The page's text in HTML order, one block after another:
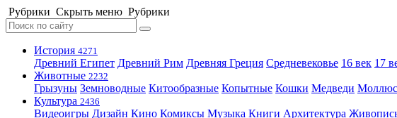
Рубрики Скрыть меню Рубрики
История 4271
Древний Египет Древний Рим Древняя Греция Средневековье 16 век 17
Животные 2232
Грызуны Земноводные Китообразные Копытные Кошки Медведи
Культура 2436
Видеоигры Дизайн Кино Комиксы Музыка Книги Архитектура